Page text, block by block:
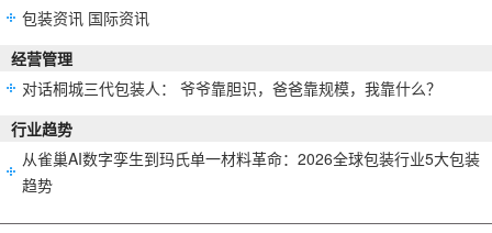
包装资讯 国际资讯
经营管理
对话桐城三代包装人： 爷爷靠胆识，爸爸靠规模，我靠什么？
行业趋势
从雀巢AI数字孪生到玛氏单一材料革命：2026全球包装行业5大包装
趋势